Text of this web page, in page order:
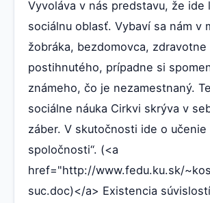
Vyvoláva v nás predstavu, že ide
sociálnu oblasť. Vybaví sa nám v
žobráka, bezdomovca, zdravotne
postihnutého, prípadne si
známeho, čo je nezamestnaný.
sociálne náuka Cirkvi skrýva v
záber. V skutočnosti ide o učenie
spoločnosti“. (<a
href="http://www.fedu.ku.sk/
suc.doc)</a> Existencia